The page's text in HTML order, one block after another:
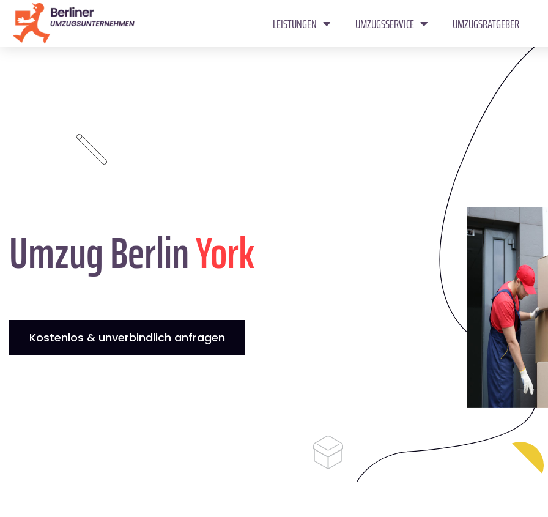
LEISTUNGEN UMZUGSSERVICE UMZUGSRATGEBER
Umzug BerlinYork
Kostenlos & unverbindlich anfragen